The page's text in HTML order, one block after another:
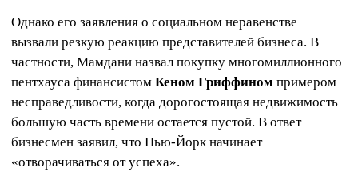
Однако его заявления о социальном неравенстве
вызвали резкую реакцию представителей бизнеса. В
частности, Мамдани назвал покупку многомиллионного
пентхауса финансистом Кеном Гриффином примером
несправедливости, когда дорогостоящая недвижимость
большую часть времени остается пустой. В ответ
бизнесмен заявил, что Нью-Йорк начинает
«отворачиваться от успеха».